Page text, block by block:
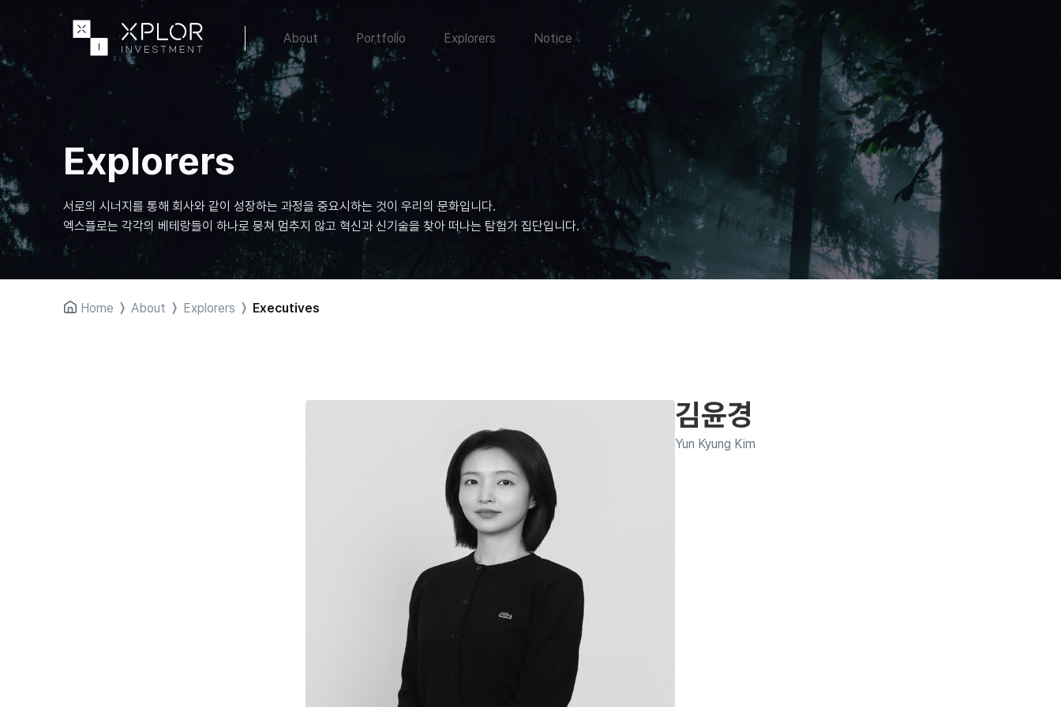
About Portfolio Explorers Notice
Explorers
서로의 시너지를 통해 회사와 같이 성장하는 과정을 중요시하는 것이 우리의 문화입니다.
엑스플로는 각각의 베테랑들이 하나로 뭉쳐 멈추지 않고 혁신과 신기술을 찾아 떠나는 탐험가 집단입니다.
Home 〉 About 〉 Explorers 〉 Executives
김윤경
Yun Kyung Kim